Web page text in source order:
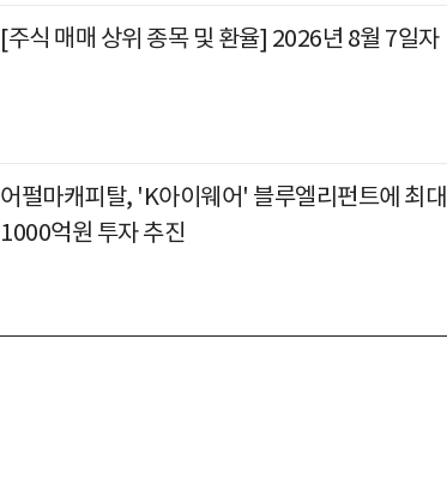
[주식 매매 상위 종목 및 환율] 2026년 8월 7일자
어펄마캐피탈, 'K아이웨어' 블루엘리펀트에 최대
1000억원 투자 추진